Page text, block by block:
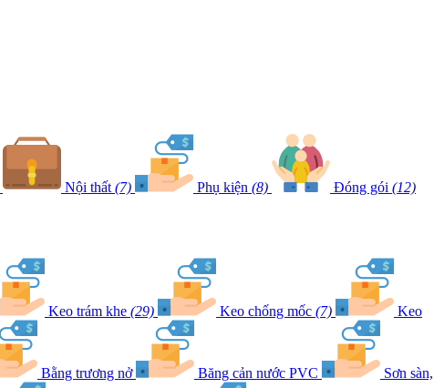
Nội thất (7) Phụ kiện (8) Đóng gói (12)
Keo trám khe (29) Keo chống mốc (7) Keo
Bằng trương nở Băng cản nước PVC Sơn sàn,